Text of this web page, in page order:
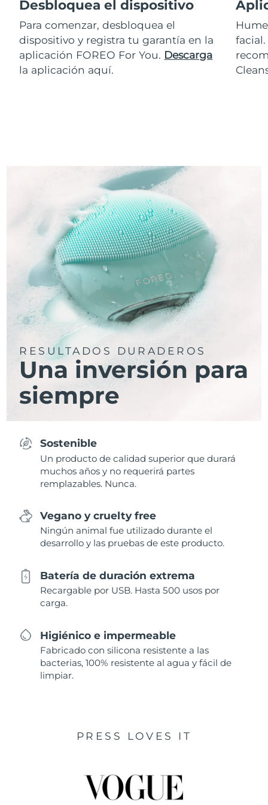
Desbloquea el dispositivo
Para comenzar, desbloquea el
dispositivo y registra tu garantía en la
aplicación FOREO For You. Descarga
la aplicación aquí.
RESULTADOS DURADEROS
Una inversión para
siempre
Sostenible
Un producto de calidad superior que durará
muchos años y no requerirá partes
remplazables. Nunca.
Vegano y cruelty free
Ningún animal fue utilizado durante el
desarrollo y las pruebas de este producto.
Batería de duración extrema
Recargable por USB. Hasta 500 usos por
carga.
Higiénico e impermeable
Fabricado con silicona resistente a las
bacterias, 100% resistente al agua y fácil de
limpiar.
PRESS LOVES IT